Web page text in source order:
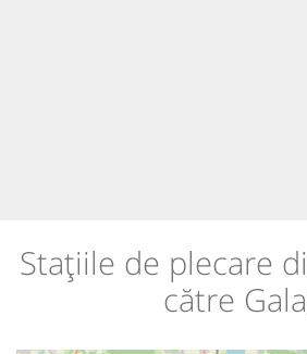
Stațiile de plecare
către